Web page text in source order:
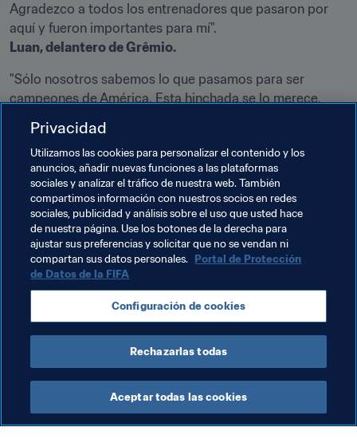
Agradezco a todos los entrenadores que pasaron por
Luan, delantero de Grêmio.
"Sólo nosotros sabemos lo que pasamos para ser
campeones de América. Esta hinchada se lo merece,
crítico. No tengo pena por nadie. Cuando pensaba en
desistir, muchas personas me levantaron. Yo soñaba que
Marcelo Grohe, portero de Grêmio.
Temas relacionados
Argentina Brazil CONMEBOL
Privacidad
Utilizamos las cookies para personalizar el contenido y los
anuncios, añadir nuevas funciones a las plataformas
sociales y analizar el tráfico de nuestra web. También
compartimos información con nuestros socios en redes
sociales, publicidad y análisis sobre el uso que usted hace
de nuestra página. Use los botones de la derecha para
ajustar sus preferencias y solicitar que no se vendan ni
compartan sus datos personales. Portal de Protección
de Datos de la FIFA
Configuración de cookies
Rechazarlas todas
Aceptar todas las cookies